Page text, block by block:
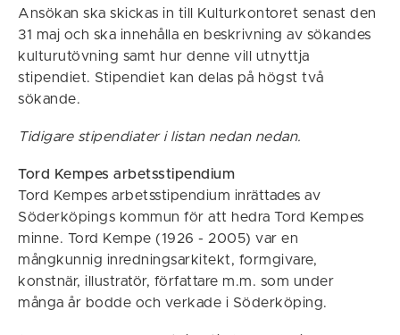
Ansökan ska skickas in till Kulturkontoret senast den
31 maj och ska innehålla en beskrivning av sökandes
kulturutövning samt hur denne vill utnyttja
stipendiet. Stipendiet kan delas på högst två
sökande.
Tidigare stipendiater i listan nedan nedan.
Tord Kempes arbetsstipendium
Tord Kempes arbetsstipendium inrättades av
Söderköpings kommun för att hedra Tord Kempes
minne. Tord Kempe (1926 - 2005) var en
mångkunnig inredningsarkitekt, formgivare,
konstnär, illustratör, författare m.m. som under
många år bodde och verkade i Söderköping.